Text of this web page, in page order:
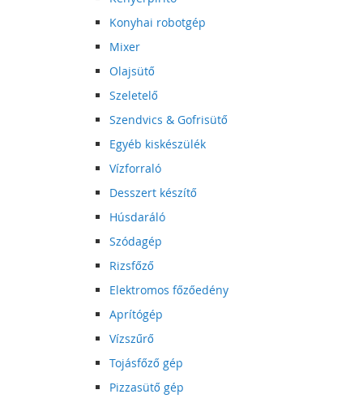
Konyhai robotgép
Mixer
Olajsütő
Szeletelő
Szendvics & Gofrisütő
Egyéb kiskészülék
Vízforraló
Desszert készítő
Húsdaráló
Szódagép
Rizsfőző
Elektromos főzőedény
Aprítógép
Vízszűrő
Tojásfőző gép
Pizzasütő gép